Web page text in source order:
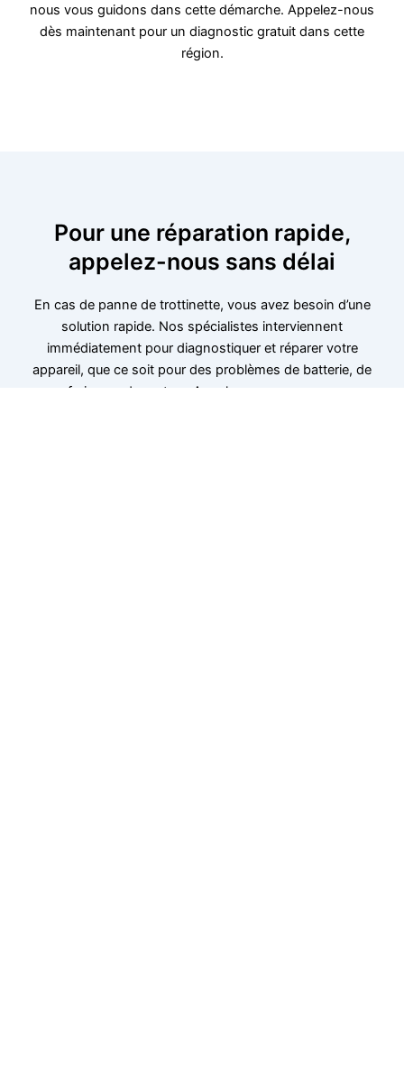
nous vous guidons dans cette démarche. Appelez-nous
dès maintenant pour un diagnostic gratuit dans cette
région.
Pour une réparation rapide,
appelez-nous sans délai
En cas de panne de trottinette, vous avez besoin d’une
solution rapide. Nos spécialistes interviennent
immédiatement pour diagnostiquer et réparer votre
appareil, que ce soit pour des problèmes de batterie, de
freins ou de moteur. Appelez-nous pour une